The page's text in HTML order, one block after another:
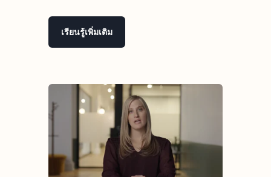
เรียนรู้เพิ่มเติม